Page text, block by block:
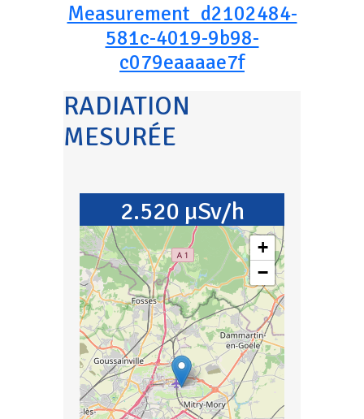
Measurement_d2102484-
581c-4019-9b98-
c079eaaaae7f
RADIATION
MESURÉE
2.520 µSv/h
+
−